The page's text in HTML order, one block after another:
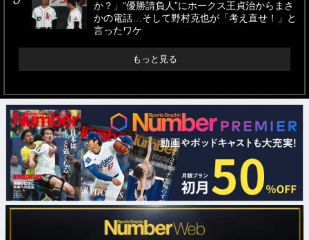
か？」“優勝請負人”にホークス王貞治からまさ
かの電話…そして野村克也が「考え直せ！」と
言ったワケ
もっと見る